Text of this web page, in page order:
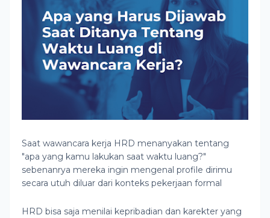
Saat wawancara kerja HRD menanyakan tentang
"apa yang kamu lakukan saat waktu luang?"
sebenanrya mereka ingin mengenal profile dirimu
secara utuh diluar dari konteks pekerjaan formal
HRD bisa saja menilai kepribadian dan karekter yang